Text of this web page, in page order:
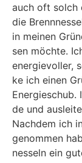
auch oft solch
die
in mei­nen
sen möch­te.
ener­gie­vol­ler,
ke ich einen
de und
Nach­dem ich
genom­men
nes­seln ein